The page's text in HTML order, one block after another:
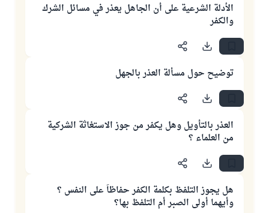
الأدلة الشرعية على أن الجاهل يعذر في مسائل الشرك
والكفر
توضيح حول مسألة العذر بالجهل
العذر بالتأويل وهل يكفر من جوز الاستغاثة الشركية
من العلماء ؟
هل يجوز التلفظ بكلمة الكفر حفاظاً على النفس ؟
وأيهما أولى الصبر أم التلفظ بها؟